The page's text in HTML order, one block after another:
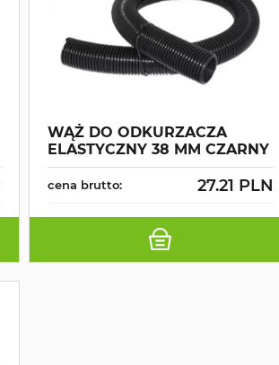
WĄŻ DO ODKURZACZA
ELASTYCZNY 38 MM CZARNY
cena brutto: 27.21 PLN